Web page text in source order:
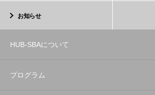
お知らせ
HUB-SBAについて
プログラム